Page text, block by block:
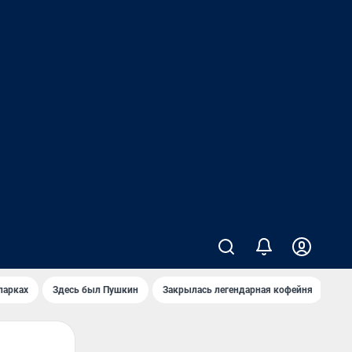
Здесь был Пушкин Закрылась легендарная кофейня